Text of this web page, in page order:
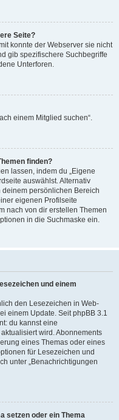
Seite?
konnte der Webserver sie nicht
gib spezifischere Suchbegriffe
Unterforen.
einem Mitglied suchen“.
finden?
lassen, indem du „Eigene
auswählst. Alternativ
deinem persönlichen Bereich
eigenen Profilseite
nach von dir erstellen Themen
in die Suchmaske ein.
und einem
den Lesezeichen in Web-
einem Update. Seit phpBB 3.1
du kannst eine
wird. Abonnements
eines Themas oder eines
für Lesezeichen und
unter „Benachrichtigungen
setzen oder ein Thema